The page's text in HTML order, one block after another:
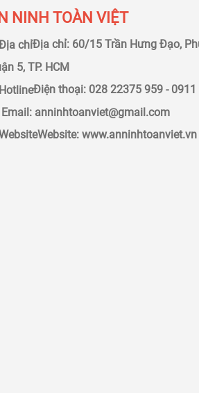
NINH TOÀN VIỆT
Địa chỉ: 60/15 Trần Hưng Đạo,
5, TP. HCM
Điện thoại: 028 22375 959 - 0911
anninhtoanviet@gmail.com
Website: www.anninhtoanviet.vn